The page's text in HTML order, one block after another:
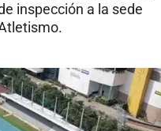
inspección a la sede